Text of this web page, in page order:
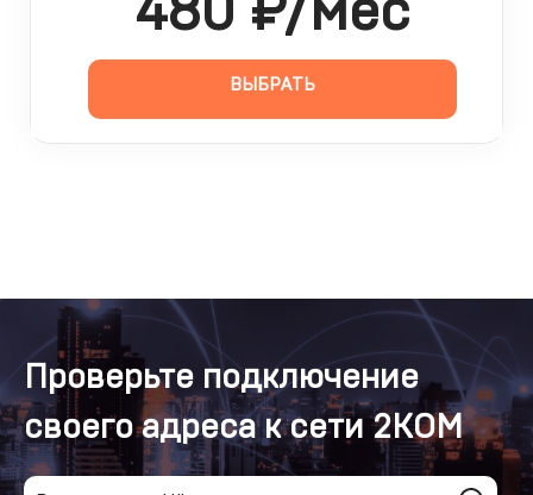
480 ₽/мес
ВЫБРАТЬ
Проверьте подключение
своего адреса к сети 2КОМ